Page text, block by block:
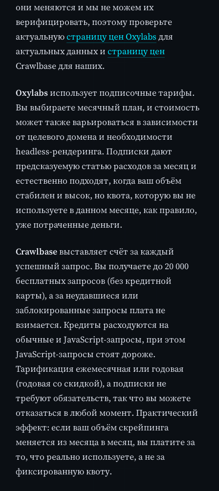
они меняются и мы не можем их
верифицировать, поэтому проверьте
актуальнуюстраницу цен Oxylabs для
актуальных данных и страницу цен
Crawlbase для наших.
Oxylabsиспользует подписочные тарифы.
Вы выбираете месячный план, и стоимость
может также варьироваться в зависимости
от целевого домена и необходимости
headless-рендеринга. Подписки дают
предсказуемую статью расходов за месяц и
естественно подходят, когда ваш объём
стабилен и высок, но квота, которую вы не
используете в данном месяце, как правило,
уже потраченные деньги.
Crawlbaseвыставляет счёт за каждый
успешный запрос. Вы получаете до 20 000
бесплатных запросов (без кредитной
карты), а за неудавшиеся или
заблокированные запросы плата не
взимается. Кредиты расходуются на
обычные и JavaScript-запросы, при этом
JavaScript-запросы стоят дороже.
Тарификация ежемесячная или годовая
(годовая со скидкой), а подписки не
требуют обязательств, так что вы можете
отказаться в любой момент. Практический
эффект: если ваш объём скрейпинга
меняется из месяца в месяц, вы платите за
то, что реально используете, а не за
фиксированную квоту.